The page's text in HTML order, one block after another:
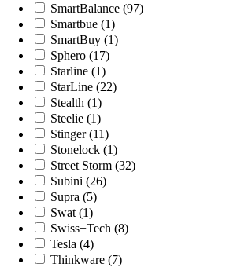
SmartBalance (97)
Smartbue (1)
SmartBuy (1)
Sphero (17)
Starline (1)
StarLine (22)
Stealth (1)
Steelie (1)
Stinger (11)
Stonelock (1)
Street Storm (32)
Subini (26)
Supra (5)
Swat (1)
Swiss+Tech (8)
Tesla (4)
Thinkware (7)